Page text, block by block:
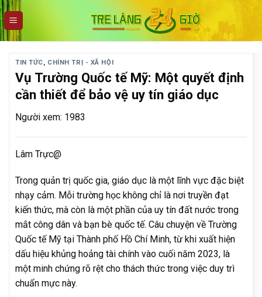
Skip
to
content
TIN TỨC, CHÍNH TRỊ - XÃ HỘI
Vụ Trường Quốc tế Mỹ: Một quyết định
cần thiết để bảo vệ uy tín giáo dục
Người xem: 1983
Lâm Trực@
Trong quản trị quốc gia, giáo dục là một lĩnh vực đặc biệt
nhạy cảm. Mỗi trường học không chỉ là nơi truyền đạt
kiến thức, mà còn là một phần của uy tín đất nước trong
mắt công dân và bạn bè quốc tế. Câu chuyện về Trường
Quốc tế Mỹ tại Thành phố Hồ Chí Minh, từ khi xuất hiện
dấu hiệu khủng hoảng tài chính vào cuối năm 2023, là
một minh chứng rõ rệt cho thách thức trong việc duy trì
chuẩn mực này.